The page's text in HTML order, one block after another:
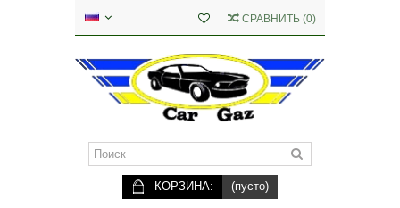
СРАВНИТЬ (0)
КОРЗИНА: (пусто)